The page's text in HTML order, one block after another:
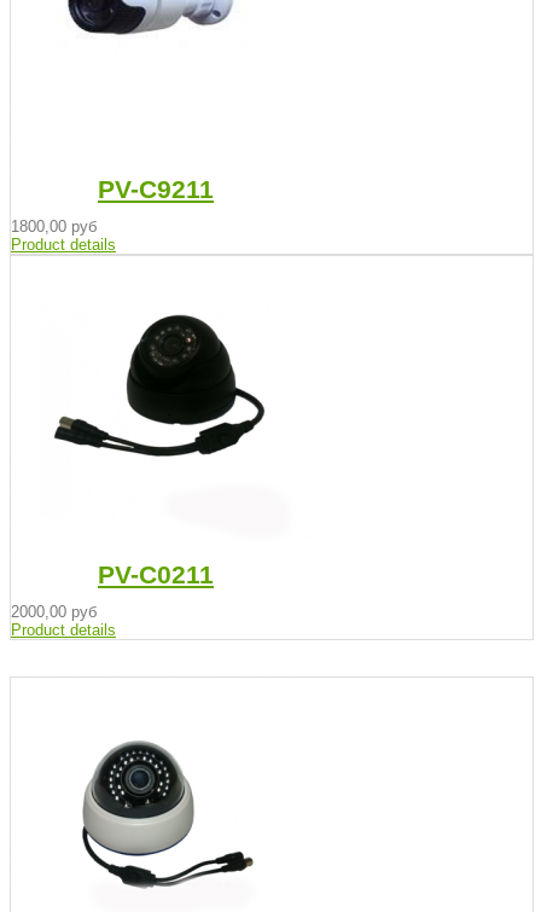
PV-C9211
1800,00 руб
Product details
PV-C0211
2000,00 руб
Product details